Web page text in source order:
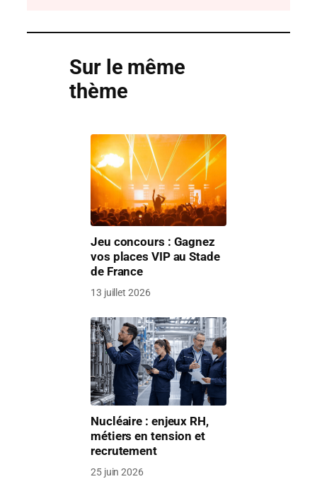
Sur le même
thème
Jeu concours : Gagnez
vos places VIP au Stade
de France
13 juillet 2026
Nucléaire : enjeux RH,
métiers en tension et
recrutement
25 juin 2026